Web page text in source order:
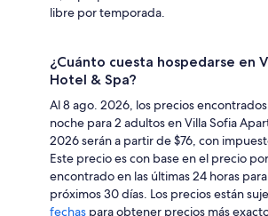
libre por temporada.
¿Cuánto cuesta hospedarse en
Hotel & Spa?
Al 8 ago. 2026, los precios
noche para 2 adultos en Villa Sofia
2026 serán a partir de $76, con
Este precio es con base en el precio
encontrado en las últimas 24 horas
próximos 30 días. Los precios están
fechas para obtener precios más